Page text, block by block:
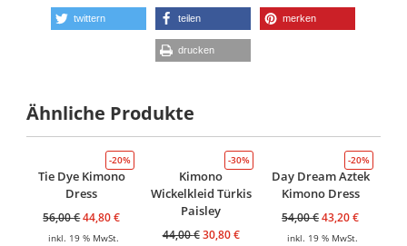
twittern teilen merken
drucken
Ähnliche Produkte
-20%
Tie Dye Kimono
Dress
56,00€44,80€
inkl. 19 % MwSt.
-30%
Kimono
Wickelkleid Türkis
Paisley
44,00€ 30,80€
-20%
Day Dream Aztek
Kimono Dress
54,00€43,20€
inkl. 19 % MwSt.